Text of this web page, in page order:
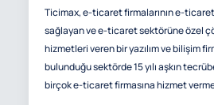
Ticimax, e-ticaret firmalarının e-ticaret
sağlayan ve e-ticaret sektörüne özel
hizmetleri veren bir yazılım ve bilişim
bulunduğu sektörde 15 yılı aşkın
birçok e-ticaret firmasına hizmet